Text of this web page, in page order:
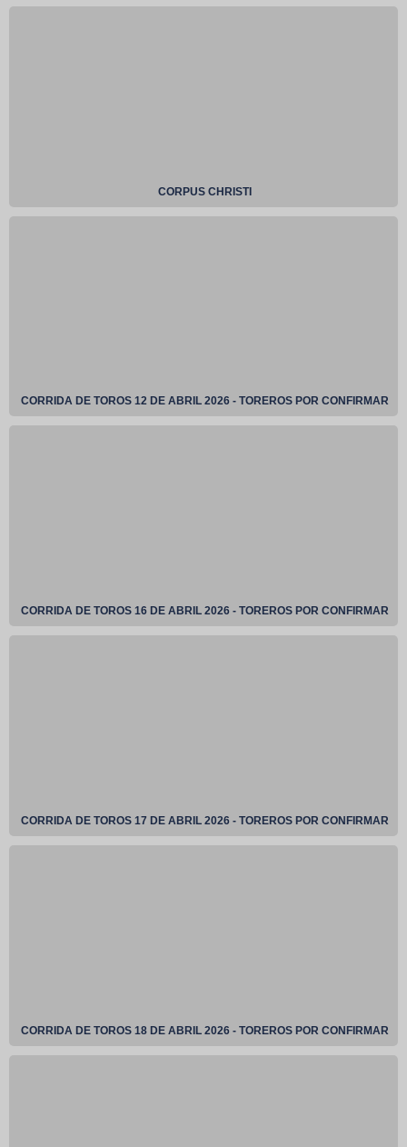
CORPUS CHRISTI
CORRIDA DE TOROS 12 DE ABRIL 2026 - TOREROS POR CONFIRMAR
CORRIDA DE TOROS 16 DE ABRIL 2026 - TOREROS POR CONFIRMAR
CORRIDA DE TOROS 17 DE ABRIL 2026 - TOREROS POR CONFIRMAR
CORRIDA DE TOROS 18 DE ABRIL 2026 - TOREROS POR CONFIRMAR